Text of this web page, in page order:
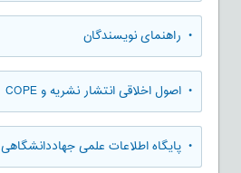
• راهنمای نویسندگان
• اصول اخلاقی انتشار نشریه و COPE
• پایگاه اطلاعات علمی جهاددانشگاهی (SID)